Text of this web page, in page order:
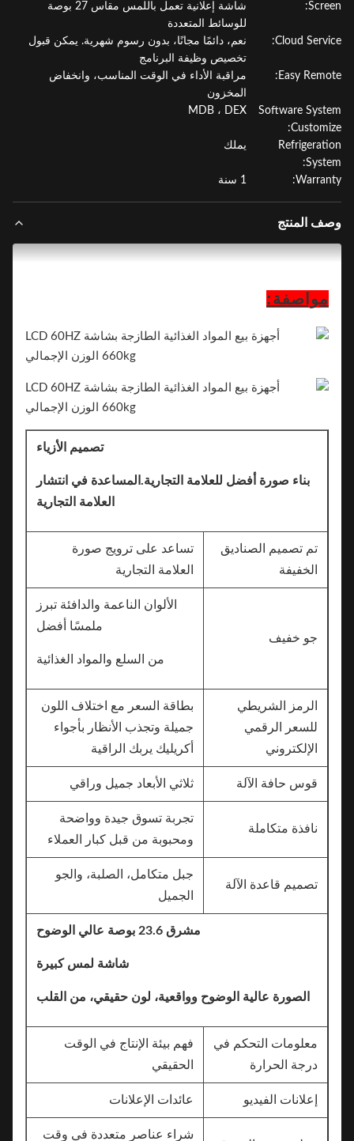
شاشة إعلانية تعمل باللمس مقاس 27 بوصة
للوسائط المتعددة
Cloud
نعم، دائمًا مجانًا، بدون رسوم شهرية. يمكن قبول
تخصيص وظيفة البرنامج
Easy
مراقبة الأداء في الوقت المناسب، وانخفاض
المخزون
Software
MDB ، DEX
المنتج
مواصفة:
تصميم الأزياء
بناء صورة أفضل للعلامة التجارية.المساعدة في انتشار
العلامة التجارية
تم تصميم الصناديق
الخفيفة
تساعد على ترويج صورة
العلامة التجارية
جو خفيف
الألوان الناعمة والدافئة تبرز
ملمسًا أفضل
من السلع والمواد الغذائية
الرمز الشريطي
للسعر الرقمي
الإلكتروني
بطاقة السعر مع اختلاف اللون
جميلة وتجذب الأنظار بأجواء
أكريليك يربك الراقية
قوس حافة الآلة ثلاثي الأبعاد جميل وراقي
نافذة متكاملة
تجربة تسوق جيدة وواضحة
ومحبوبة من قبل كبار العملاء
تصميم قاعدة الآلة
جبل متكامل، الصلبة، والجو
الجميل
مشرق 23.6 بوصة عالي الوضوح
شاشة لمس كبيرة
الصورة عالية الوضوح وواقعية، لون حقيقي، من القلب
معلومات التحكم في
درجة الحرارة
فهم بيئة الإنتاج في الوقت
الحقيقي
إعلانات الفيديو عائدات الإعلانات
شراء عناصر متعددة في وقت